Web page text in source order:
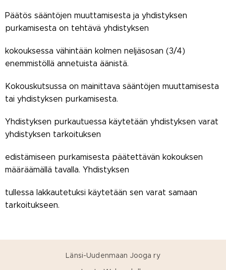
Päätös sääntöjen muuttamisesta ja yhdistyksen
purkamisesta on tehtävä yhdistyksen
kokouksessa vähintään kolmen neljäsosan (3/4)
enemmistöllä annetuista äänistä.
Kokouskutsussa on mainittava sääntöjen muuttamisesta
tai yhdistyksen purkamisesta.
Yhdistyksen purkautuessa käytetään yhdistyksen varat
yhdistyksen tarkoituksen
edistämiseen purkamisesta päätettävän kokouksen
määräämällä tavalla. Yhdistyksen
tullessa lakkautetuksi käytetään sen varat samaan
tarkoitukseen.
Länsi-Uudenmaan Jooga ry